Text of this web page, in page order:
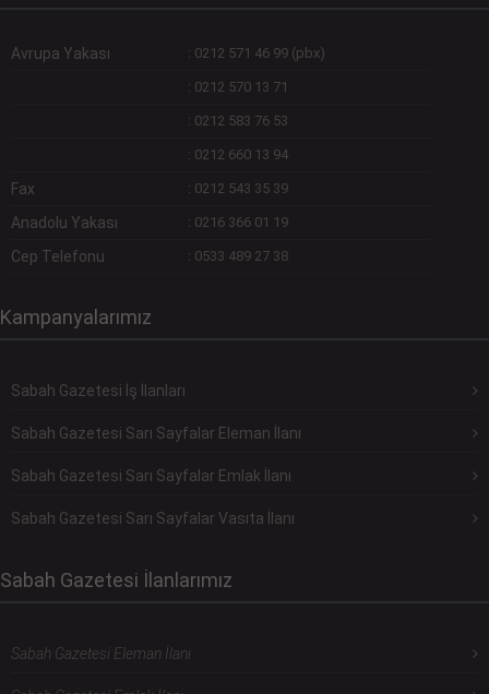
Avrupa Yakası : 0212 571 46 99 (pbx)
: 0212 570 13 71
: 0212 583 76 53
: 0212 660 13 94
Fax : 0212 543 35 39
Anadolu Yakası : 0216 366 01 19
Cep Telefonu : 0533 489 27 38
Kampanyalarımız
Sabah Gazetesi İş İlanları
Sabah Gazetesi Sarı Sayfalar Eleman İlanı
Sabah Gazetesi Sarı Sayfalar Emlak İlanı
Sabah Gazetesi Sarı Sayfalar Vasıta İlanı
Sabah Gazetesi İlanlarımız
Sabah Gazetesi Eleman İlanı